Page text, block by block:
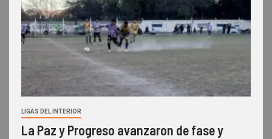
LIGAS DEL INTERIOR
La Paz y Progreso avanzaron de fase y